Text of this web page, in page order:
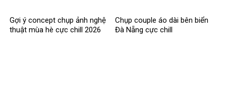
Gợi ý concept chụp ảnh nghệ
thuật mùa hè cực chill 2026
Chụp couple áo dài bên biển
Đà Nẵng cực chill